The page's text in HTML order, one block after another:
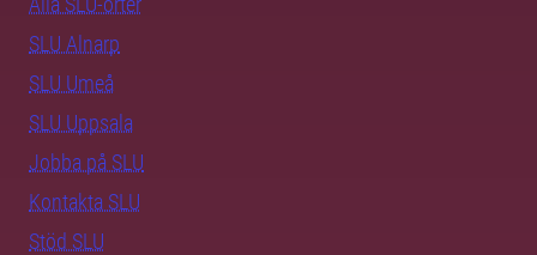
SLU Alnarp
SLU Umeå
SLU Uppsala
Jobba på SLU
Kontakta SLU
Stöd SLU